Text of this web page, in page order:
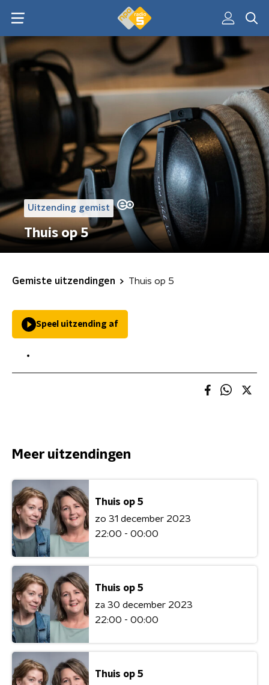
Uitzending gemist
Thuis op 5
Gemiste uitzendingen Thuis op 5
Speel uitzending af
Meer uitzendingen
Thuis op 5
zo 31 december 2023
22:00 - 00:00
Thuis op 5
za 30 december 2023
22:00 - 00:00
Thuis op 5